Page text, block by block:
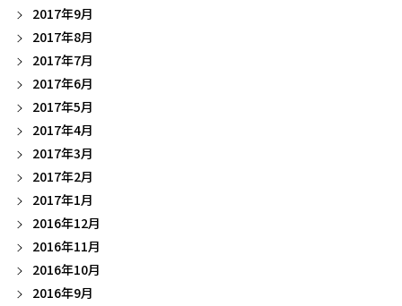
2017年9月
2017年8月
2017年7月
2017年6月
2017年5月
2017年4月
2017年3月
2017年2月
2017年1月
2016年12月
2016年11月
2016年10月
2016年9月